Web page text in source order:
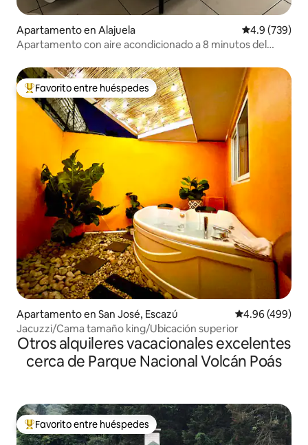
Apartamento en Alajuela Calificación
4.9 (739)
Apartamento con aire acondicionado a 8 minutos del
Favorito entre huéspedes preferido
Favorito entre huéspedes
Apartamento en San José, Escazú Calificación
4.96 (499)
Jacuzzi/Cama tamaño king/Ubicación superior
Otros alquileres vacacionales excelentes
cerca de Parque Nacional Volcán Poás
Favorito entre huéspedes preferido
Favorito entre huéspedes